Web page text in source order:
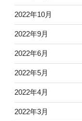
2022年10月
2022年9月
2022年6月
2022年5月
2022年4月
2022年3月